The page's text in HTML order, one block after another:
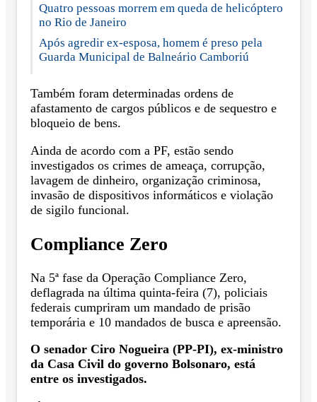
Quatro pessoas morrem em queda de helicóptero
no Rio de Janeiro
Após agredir ex-esposa, homem é preso pela
Guarda Municipal de Balneário Camboriú
Também foram determinadas ordens de
afastamento de cargos públicos e de sequestro e
bloqueio de bens.
Ainda de acordo com a PF, estão sendo
investigados os crimes de ameaça, corrupção,
lavagem de dinheiro, organização criminosa,
invasão de dispositivos informáticos e violação
de sigilo funcional.
Compliance Zero
Na 5ª fase da Operação Compliance Zero,
deflagrada na última quinta-feira (7), policiais
federais cumpriram um mandado de prisão
temporária e 10 mandados de busca e apreensão.
O senador Ciro Nogueira (PP-PI), ex-ministro
da Casa Civil do governo Bolsonaro, está
entre os investigados.